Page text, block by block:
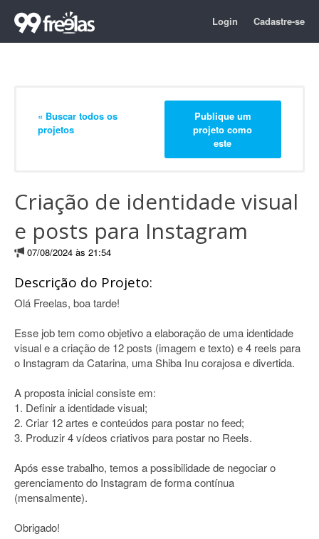
Login Cadastre-se
« Buscar todos os
projetos
Publique um
projeto como
este
Criação de identidade visual
e posts para Instagram
07/08/2024 às 21:54
Descrição do Projeto:
Olá Freelas, boa tarde!
Esse job tem como objetivo a elaboração de uma identidade
visual e a criação de 12 posts (imagem e texto) e 4 reels para
o Instagram da Catarina, uma Shiba Inu corajosa e divertida.
A proposta inicial consiste em:
1. Definir a identidade visual;
2. Criar 12 artes e conteúdos para postar no feed;
3. Produzir 4 vídeos criativos para postar no Reels.
Após esse trabalho, temos a possibilidade de negociar o
gerenciamento do Instagram de forma contínua
(mensalmente).
Obrigado!